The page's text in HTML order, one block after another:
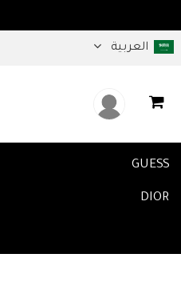
العربية
GUESS
DIOR